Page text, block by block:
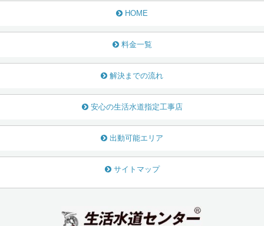
HOME
料金一覧
解決までの流れ
安心の生活水道指定工事店
出動可能エリア
サイトマップ